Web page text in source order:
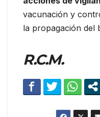
vacunación y
la propagación del
R.C.M.